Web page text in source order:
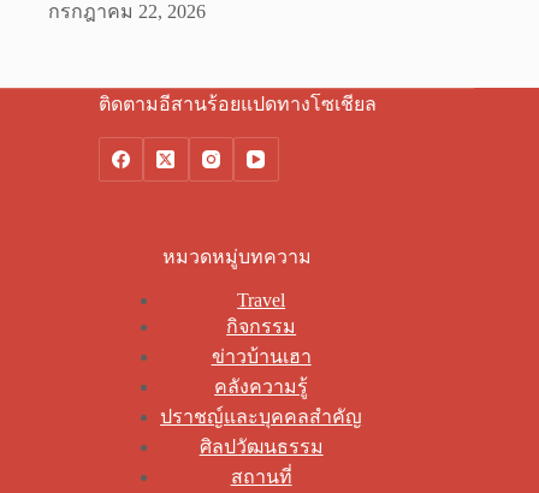
กรกฎาคม 22, 2026
ติดตามอีสานร้อยแปดทางโซเชียล
หมวดหมู่บทความ
Travel
กิจกรรม
ข่าวบ้านเฮา
คลังความรู้
ปราชญ์และบุคคลสำคัญ
ศิลปวัฒนธรรม
สถานที่